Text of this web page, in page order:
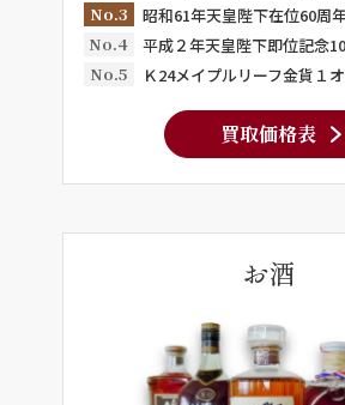
No.3
昭和61年天皇陛下在位60周
No.4
平成２年天皇陛下即位記念
No.5
Ｋ24メイプルリーフ金貨１
買取価格表
お酒